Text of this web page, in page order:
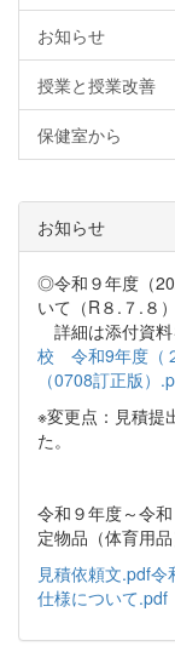
お知らせ
授業と授業改善
保健室から
お知らせ
◎令和９年度（
いて（R８.７.８）
詳細は添付資
校 令和9年度（
（0708訂正版）
※変更点：見積提
た。
令和９年度～令
定物品（体育用
見積依頼文.pdf令
仕様について.pdf